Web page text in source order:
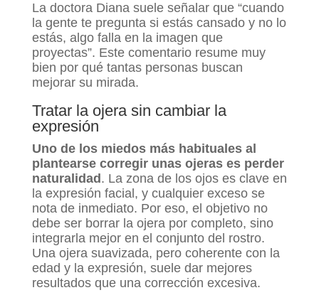
La doctora Diana suele señalar que “cuando
la gente te pregunta si estás cansado y no lo
estás, algo falla en la imagen que
proyectas”. Este comentario resume muy
bien por qué tantas personas buscan
mejorar su mirada.
Tratar la ojera sin cambiar la
expresión
Uno de los miedos más habituales al
plantearse corregir unas ojeras es perder
naturalidad . La zona de los ojos es clave en
la expresión facial, y cualquier exceso se
nota de inmediato. Por eso, el objetivo no
debe ser borrar la ojera por completo, sino
integrarla mejor en el conjunto del rostro.
Una ojera suavizada, pero coherente con la
edad y la expresión, suele dar mejores
resultados que una corrección excesiva.